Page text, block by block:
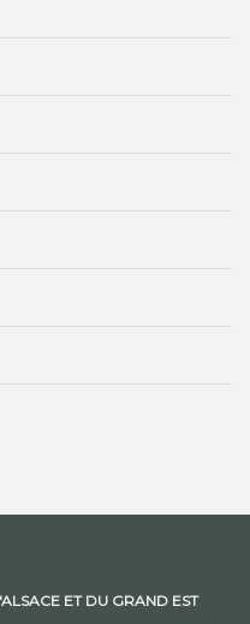
ET DU GRAND EST